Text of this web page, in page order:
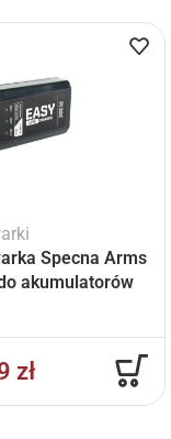
Specna Arms
akumulatorów
zł